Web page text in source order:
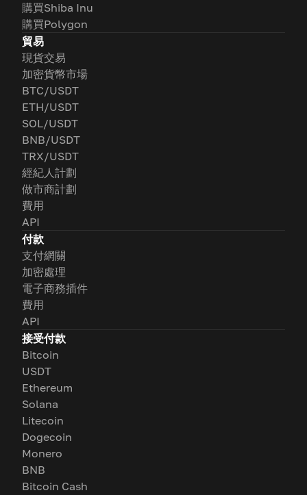
購買Shiba Inu
購買Polygon
貿易
現貨交易
加密貨幣市場
BTC/USDT
ETH/USDT
SOL/USDT
BNB/USDT
TRX/USDT
經紀人計劃
做市商計劃
費用
API
付款
支付網關
加密處理
電子商務插件
費用
API
接受付款
Bitcoin
USDT
Ethereum
Solana
Litecoin
Dogecoin
Monero
BNB
Bitcoin Cash